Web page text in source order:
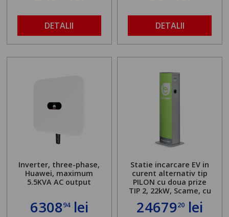
DETALII DETALII
Inverter, three-phase,
Huawei, maximum
5.5KVA AC output
630894lei
Statie incarcare EV in
curent alternativ tip
PILON cu doua prize
TIP 2, 22kW, Scame, cu
2467920 lei